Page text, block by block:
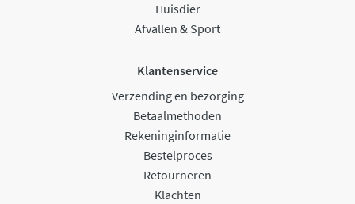
Huisdier
Afvallen & Sport
Klantenservice
Verzending en bezorging
Betaalmethoden
Rekeninginformatie
Bestelproces
Retourneren
Klachten